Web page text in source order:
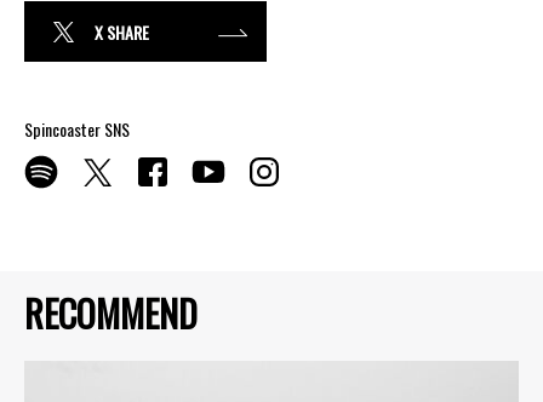
RECOMMEND
X SHARE
Spincoaster SNS